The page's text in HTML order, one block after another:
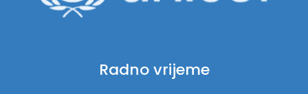
Radno vrijeme